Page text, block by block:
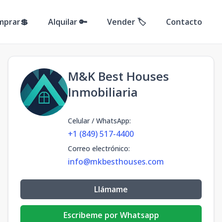
Alquilar 🔑 Vender 🏷️ Contacto
M&K Best Houses
Inmobiliaria
Celular / WhatsApp:
+1 (849) 517-4400
Correo electrónico:
info@mkbesthouses.com
Llámame
Escribeme por Whatsapp